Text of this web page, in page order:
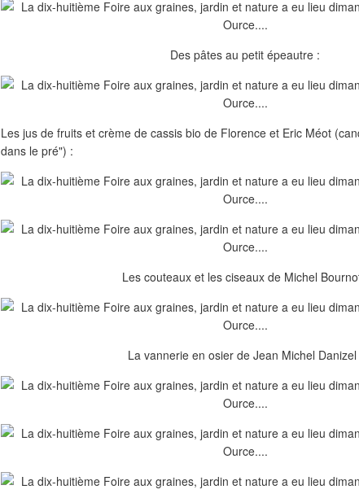
Des pâtes au petit épeautre :
Les jus de fruits et crème de cassis bio de Florence et Eric Méot
dans le pré") :
Les couteaux et les ciseaux de Michel
La vannerie en osier de Jean Michel Danizel